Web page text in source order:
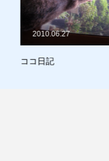
お問合せ
猫日記
ココ日記
2010.06.27